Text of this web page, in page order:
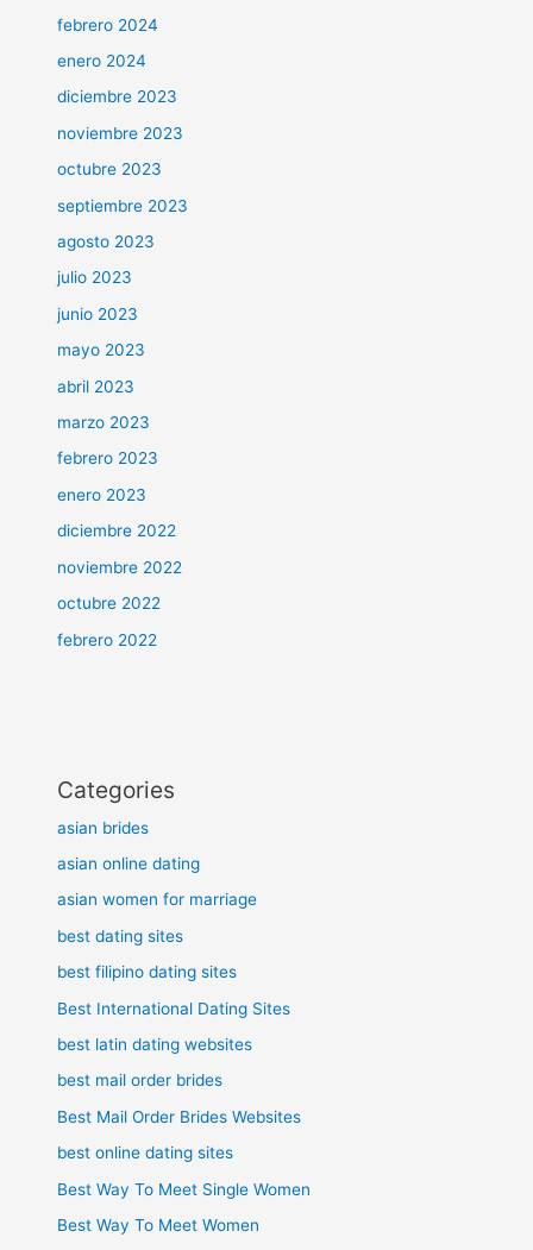
febrero 2024
enero 2024
diciembre 2023
noviembre 2023
octubre 2023
septiembre 2023
agosto 2023
julio 2023
junio 2023
mayo 2023
abril 2023
marzo 2023
febrero 2023
enero 2023
diciembre 2022
noviembre 2022
octubre 2022
febrero 2022
Categories
asian brides
asian online dating
asian women for marriage
best dating sites
best filipino dating sites
Best International Dating Sites
best latin dating websites
best mail order brides
Best Mail Order Brides Websites
best online dating sites
Best Way To Meet Single Women
Best Way To Meet Women